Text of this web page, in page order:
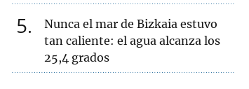
5
Nunca el mar de Bizkaia estuvo
tan caliente: el agua alcanza los
25,4 grados